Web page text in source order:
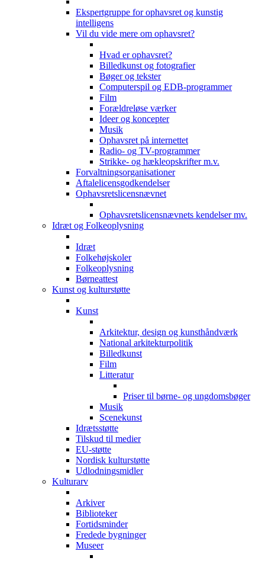
Ekspertgruppe for ophavsret og kunstig
intelligens
Vil du vide mere om ophavsret?
Hvad er ophavsret?
Billedkunst og fotografier
Bøger og tekster
Computerspil og EDB-programmer
Film
Forældreløse værker
Ideer og koncepter
Musik
Ophavsret på internettet
Radio- og TV-programmer
Strikke- og hækleopskrifter m.v.
Forvaltningsorganisationer
Aftalelicensgodkendelser
Ophavsretslicensnævnet
Ophavsretslicensnævnets kendelser mv.
Idræt og Folkeoplysning
Idræt
Folkehøjskoler
Folkeoplysning
Børneattest
Kunst og kulturstøtte
Kunst
Arkitektur, design og kunsthåndværk
National arkitekturpolitik
Billedkunst
Film
Litteratur
Priser til børne- og ungdomsbøger
Musik
Scenekunst
Idrætsstøtte
Tilskud til medier
EU-støtte
Nordisk kulturstøtte
Udlodningsmidler
Kulturarv
Arkiver
Biblioteker
Fortidsminder
Fredede bygninger
Museer